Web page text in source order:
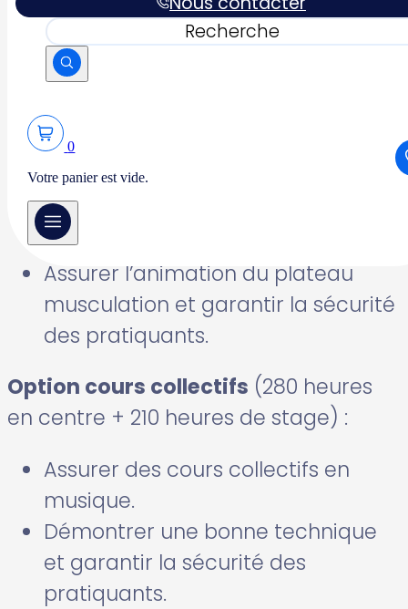
Rechercher
0
Votre panier est vide.
Option musculation et personal
training
Suivre individuellement une
personne et lui établir un
programme d’entraînement
adapté.
Assurer l’animation du plateau
musculation et garantir la sécurité
des pratiquants.
Option cours collectifs (280 heures
en centre + 210 heures de stage) :
Assurer des cours collectifs en
musique.
Démontrer une bonne technique
et garantir la sécurité des
pratiquants.